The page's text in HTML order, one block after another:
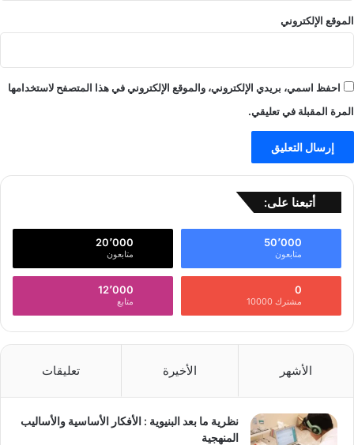
الموقع الإلكتروني
احفظ اسمي، بريدي الإلكتروني، والموقع الإلكتروني في هذا المتصفح لاستخدامها
المرة المقبلة في تعليقي.
أتبعنا على:
50٬000
متابعون
20٬000
متابعون
0
مشترك 10000
12٬000
متابع
الأشهر الأخيرة تعليقات
نظرية ما بعد البنيوية : الأفكار الأساسية والأساليب
المنهجية